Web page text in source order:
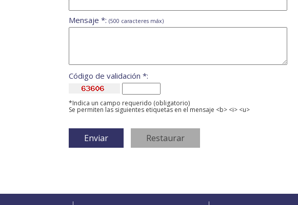
Mensaje *: (500 caracteres máx)
Código de validación *:
*Indica un campo requerido (obligatorio)
Se permiten las siguientes etiquetas en el mensaje <b> <i> <u>